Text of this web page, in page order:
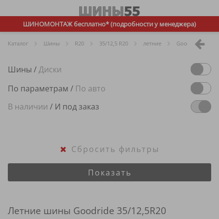
ШИНОМОНТАЖ бесплатно* (подробности у менеджера)
Каталог Шины R20 35/12,5 R20 летние Goodride
Шины /Диски
По параметрам / По авто
В наличии / И под заказ
Показать
Сбросить фильтры
Летние шины Goodride 35/12,5R20